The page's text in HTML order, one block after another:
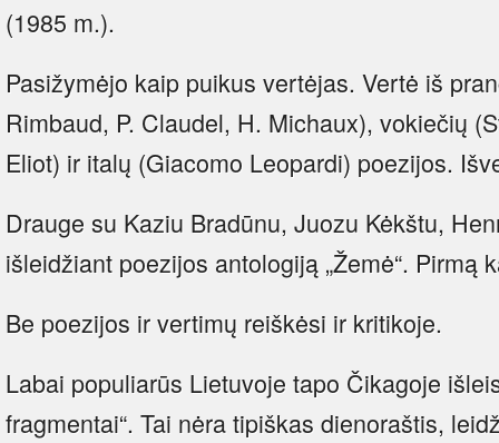
(1985 m.).
Pasižymėjo kaip puikus vertėjas. Vertė iš
Rimbaud, P. Claudel, H. Michaux), vokiečių
Eliot) ir italų (Giacomo Leopardi) poezijos.
Drauge su Kaziu Bradūnu, Juozu Kėkštu,
išleidžiant poezijos antologiją „Žemė“. Pirmą
Be poezijos ir vertimų reiškėsi ir kritikoje.
Labai populiarūs Lietuvoje tapo Čikagoje
fragmentai“. Tai nėra tipiškas dienoraštis,